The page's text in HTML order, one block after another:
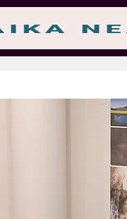
Εμπ. Σύλλογοι